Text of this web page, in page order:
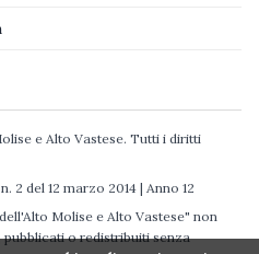
e Alto Vastese. Tutti i diritti
2 del 12 marzo 2014 | Anno 12
Molise e Alto Vastese" non
o redistribuiti senza